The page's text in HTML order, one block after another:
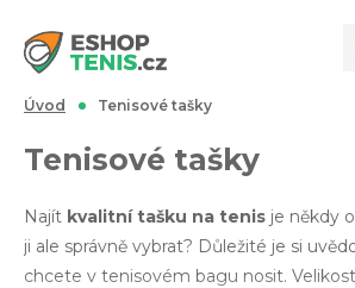
Úvod Tenisové tašky
Tenisové tašky
Najít kvalitní tašku na tenis je někdy
ji ale správně vybrat? Důležité je si
chcete v tenisovém bagu nosit.